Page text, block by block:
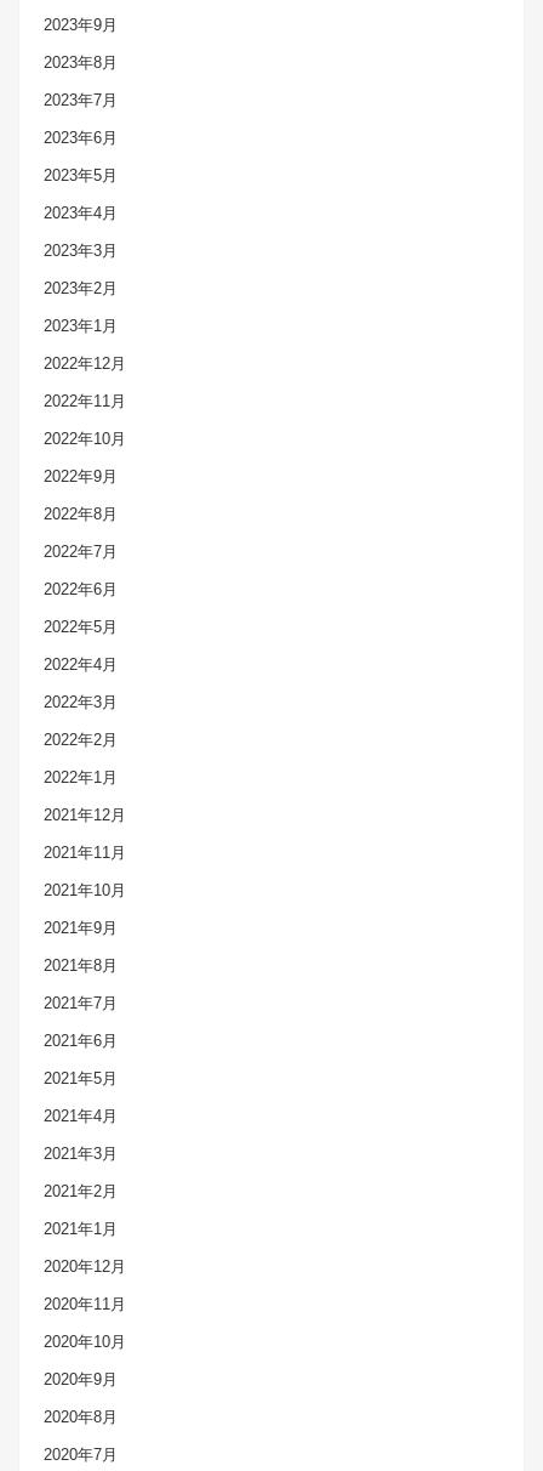
2023年9月
2023年8月
2023年7月
2023年6月
2023年5月
2023年4月
2023年3月
2023年2月
2023年1月
2022年12月
2022年11月
2022年10月
2022年9月
2022年8月
2022年7月
2022年6月
2022年5月
2022年4月
2022年3月
2022年2月
2022年1月
2021年12月
2021年11月
2021年10月
2021年9月
2021年8月
2021年7月
2021年6月
2021年5月
2021年4月
2021年3月
2021年2月
2021年1月
2020年12月
2020年11月
2020年10月
2020年9月
2020年8月
2020年7月